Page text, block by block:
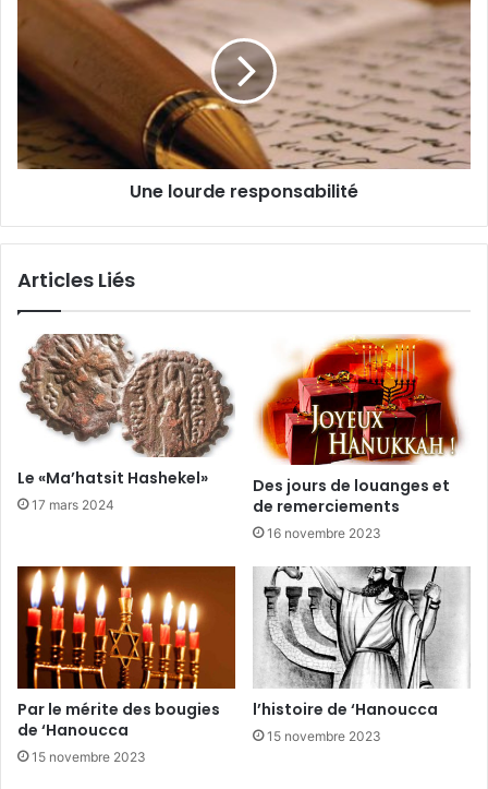
Une lourde responsabilité
Articles Liés
Le «Ma’hatsit Hashekel»
17 mars 2024
Des jours de louanges et
de remerciements
16 novembre 2023
Par le mérite des bougies
de ‘Hanoucca
15 novembre 2023
l’histoire de ‘Hanoucca
15 novembre 2023